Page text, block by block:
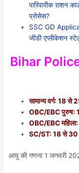
पारिवारीक राशन
प्रोसेस?
SSC GD
जीडी एप्लीकेशन
Bihar
सामान्य वर्ग: 18 से
OBC/EBC पुरुष:
OBC/EBC
SC/ST: 18 से 30
आयु की गणना 1 जनवरी